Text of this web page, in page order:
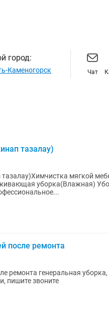
город:
Каменогорск Чат
тазалау)
мягкой
после ремонта
ремонта генеральная
пишите звоните